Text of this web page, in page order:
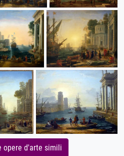
opere d'arte simili